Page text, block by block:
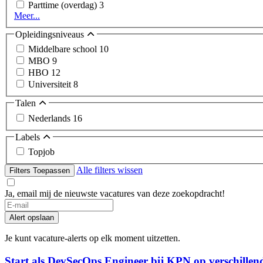
Parttime (overdag) 3
Meer...
Opleidingsniveaus
Middelbare school 10
MBO 9
HBO 12
Universiteit 8
Talen
Nederlands 16
Labels
Topjob
Filters Toepassen Alle filters wissen
Ja, email mij de nieuwste vacatures van deze zoekopdracht!
Alert opslaan
Je kunt vacature-alerts op elk moment uitzetten.